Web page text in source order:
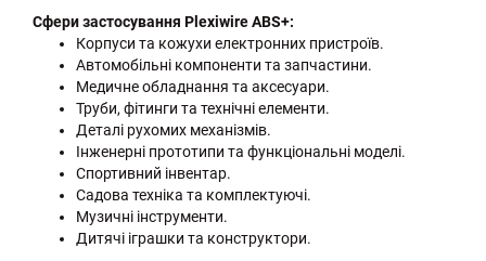
Сфери застосування Plexiwire ABS+:
Корпуси та кожухи електронних пристроїв.
Автомобільні компоненти та запчастини.
Медичне обладнання та аксесуари.
Труби, фітинги та технічні елементи.
Деталі рухомих механізмів.
Інженерні прототипи та функціональні моделі.
Спортивний інвентар.
Садова техніка та комплектуючі.
Музичні інструменти.
Дитячі іграшки та конструктори.